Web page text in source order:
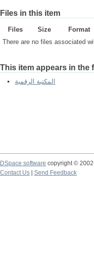
Files in this item
Files Size Format
There are no files associated
This item appears in the
المكتبة الرقمية
DSpace software copyright ©
Contact Us
Send Feedback